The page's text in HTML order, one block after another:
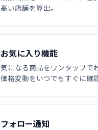
高い店舗を算出。
お気に入り機能
気になる商品をワンタップで
価格変動をいつでもすぐに確認
フォロー通知